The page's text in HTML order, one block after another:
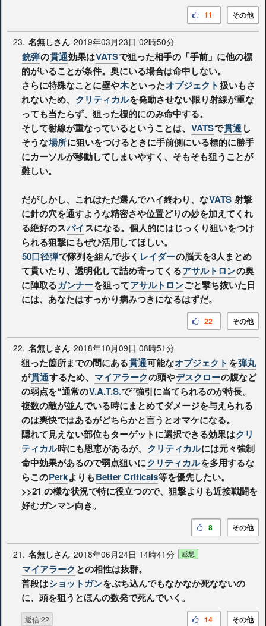
その他
11
23. 名無しさん 2019年03月23日 02時50分
銃弾の貫通効果はVATSで狙った相手の「手前」に他の標
的がいることが条件。奥にいる場合は命中しない。
さらに特殊なことに壁や木といったオブジェクト扱いもさ
れないため、 クリティカルを発動させない限り射線が重な
っても当たらず、狙った標的にのみ命中する。
そして射線が重なっているということは、 VATSで貫通し
そうな場所に狙いをつけるときに手前側にいる標的に勝手
にカーソルが移動してしまいやすく、そもそも狙うことが
難しい。
だがしかし、これはただ選んでハイ終わり、なVATS 射撃
に針の穴を通すような精密さや位置どりの妙を加えてくれ
る絶好のスパイスになる。個人的にはじっくり狙いをつけ
られる狙撃にもぜひ活用してほしい。
50口径弾で隊列を組んで歩く レイダーの脳天を3人まとめ
て貫いたり、透明化して詰め寄ってくるアサルトロンの奥
に陣取るガンナーを狙ってアサルトロンごと撃ち抜いた日
には、あなたはすっかり病みつきになるはずだ。
その他
22
22. 名無しさん 2018年10月09日 08時51分
狙った箇所までの間にある貫通可能なオブジェクト を弾丸
が貫通するため、 マイアラークの頭やデスクローの腹など
の弱点を“通常のV.A.T.S.で”強引に当てられるのが特長。
複数の敵が並んでいる時にまとめてダメージを与えられる
のは爽快ではあるがどちらかと言うとオマケになる。
隠れて見えない部位もターゲットに選択できる効果はクリ
ティカル時にも恩恵があるが、 クリティカルには元々強制
命中効果があるので弱点狙いにクリティカルを多用するな
らこのPerkよりもBetter Criticals等を優先したい。
>>21 の様な状況で特に役立つので、狙撃よりも近接戦闘を
好むガンマン向き。
その他
8
21. 名無しさん 2018年06月24日 14時41分 感想
マイアラーク との相性は抜群。
普段はショットガンをぶち込んでもなかなか死なないの
に、頭を狙うとほんの数発で死んでいく。
返信:22 その他
14